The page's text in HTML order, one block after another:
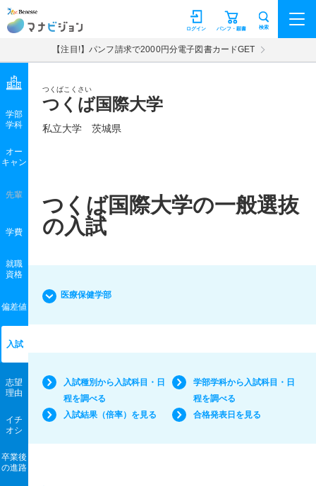
マナビジョン パンフ・願書
ログイン 検索
【注目!】パンフ請求で2000円分電子図書カードGET
つくばこくさい
つくば国際大学
私立大学 茨城県
学部
学科
オー
キャン
先輩
学費
就職
資格
偏差値
入試
志望
理由
イチ
オシ
卒業後
の進路
つくば国際大学の一般選抜
の入試
医療保健学部
入試種別から入試科目・日
程を調べる
学部学科から入試科目・日
程を調べる
入試結果（倍率）を見る
合格発表日を見る